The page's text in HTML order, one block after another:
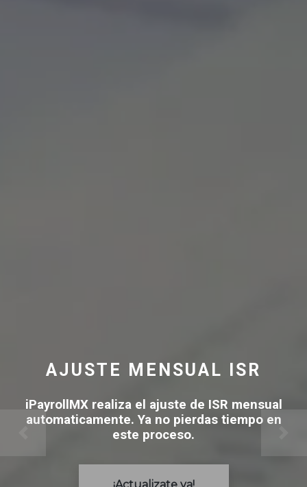
AJUSTE MENSUAL ISR
iPayrollMX realiza el ajuste de ISR mensual
automaticamente. Ya no pierdas tiempo en
este proceso.
¡Actualizate ya!